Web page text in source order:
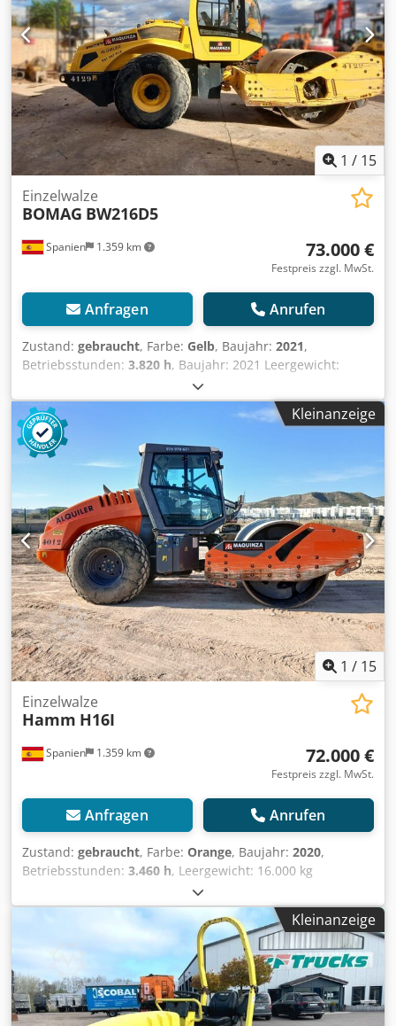
Zuverlässigkeit geprüft. Benötigen Sie Bilder? Senden Sie
uns eine Anfrage, und wir stellen sie Ihnen umgehend zur
Verfügung. Wir beraten Sie gerne auf Niederländisch,
Englisch, Französisch, Deutsch, Spanisch und Russisch.
Entdecken Sie unser umfangreiches Sortiment an
zuverlässigen Maschinen. Codpozblcrofx Ahierf
1 / 15
Spanien 1.359 km
Einzelwalze
BOMAG BW216D5
73.000 €
Festpreis zzgl. MwSt.
Anfragen Anrufen
Zustand: gebraucht, Farbe: Gelb, Baujahr: 2021,
Betriebsstunden: 3.820 h, Baujahr: 2021 Leergewicht:
16.000 kg Abmessungen (L x B x H): 622 x 230 x 299 cm
Crodjx Sqhispfx Ahief Motortyp: Deutz DEUTZ TCD4.1 L-4
Kleinanzeige
1 / 15
Spanien 1.359 km
Einzelwalze
Hamm H16I
72.000 €
Festpreis zzgl. MwSt.
Anfragen Anrufen
Zustand: gebraucht, Farbe: Orange, Baujahr: 2020,
Betriebsstunden: 3.460 h, Leergewicht: 16.000 kg
Abmessungen (L x B x H): 595 x 231 x 296 cm Cedpfx Ahey
Egcveierf
Kleinanzeige